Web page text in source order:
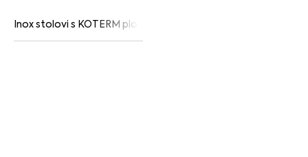
Inox stolovi s KOTERM pločom